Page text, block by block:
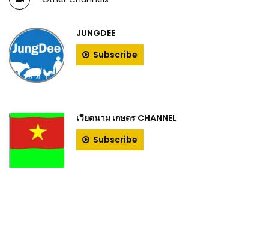
JUNGDEE
Subscribe
เวียดนาม เกษตร CHANNEL
Subscribe